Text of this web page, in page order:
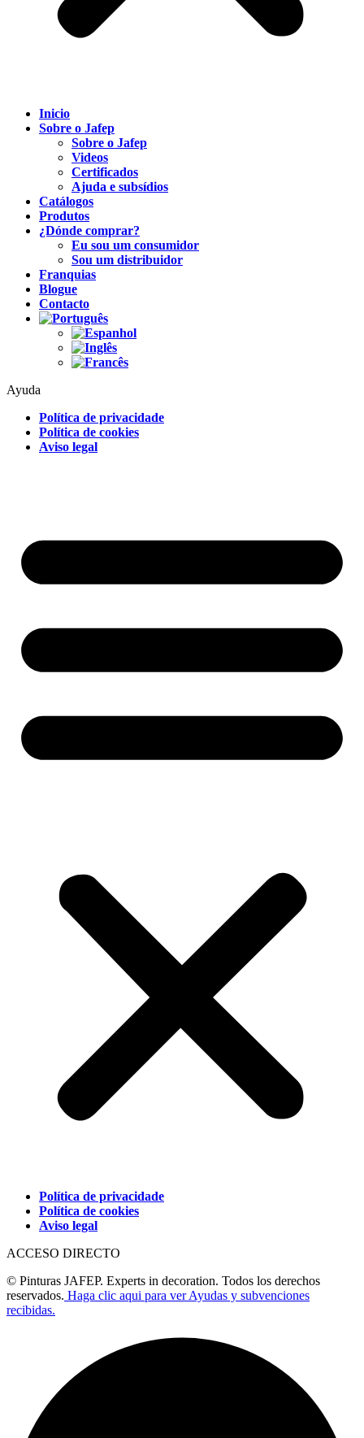
Inicio
Sobre o Jafep
Sobre o Jafep
Videos
Certificados
Ajuda e subsídios
Catálogos
Produtos
¿Dónde comprar?
Eu sou um consumidor
Sou um distribuidor
Franquias
Blogue
Contacto
Ayuda
Política de privacidade
Política de cookies
Aviso legal
Política de privacidade
Política de cookies
Aviso legal
ACCESO DIRECTO
© Pinturas JAFEP. Experts in decoration. Todos los derechos
reservados. Haga clic aqui para ver Ayudas y subvenciones
recibidas.